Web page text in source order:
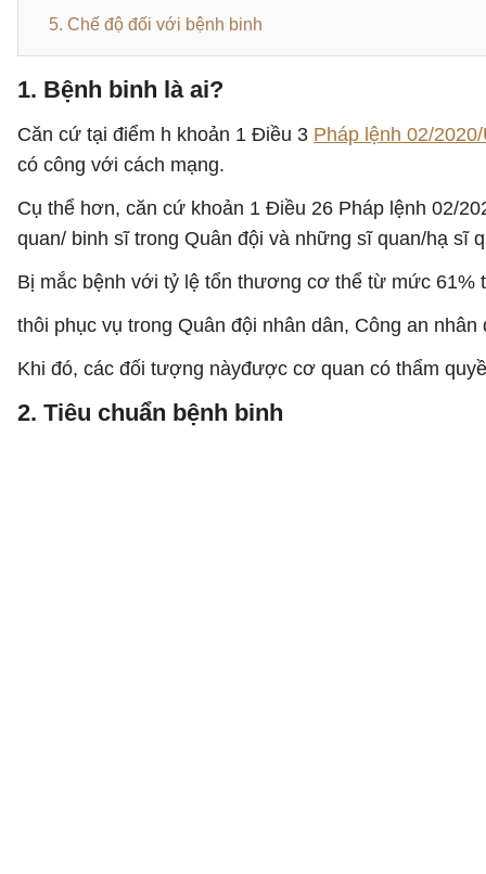
5. Chế độ đối với bệnh binh
1. Bệnh binh là ai?
Căn cứ tại điểm h khoản 1 Điều 3 Pháp lệnh 02/
có công với cách mạng.
Cụ thể hơn, căn cứ khoản 1 Điều 26 Pháp lệnh 02/
quan/ binh sĩ trong Quân đội và những sĩ quan/hạ sĩ
Bị mắc bệnh với tỷ lệ tổn thương cơ thể từ mức
thôi phục vụ trong Quân đội nhân dân, Công an
Khi đó, các đối tượng nàyđược cơ quan có thẩm
2. Tiêu chuẩn bệnh binh